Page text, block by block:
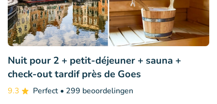
Nuit pour 2 + petit-déjeuner + sauna +
check-out tardif près de Goes
9.3 Perfect • 299 beoordelingen